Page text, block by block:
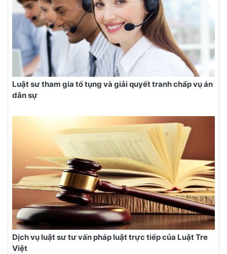
Luật sư tham gia tố tụng và giải quyết tranh chấp vụ án
dân sự
Dịch vụ luật sư tư vấn pháp luật trực tiếp của Luật Tre
Việt